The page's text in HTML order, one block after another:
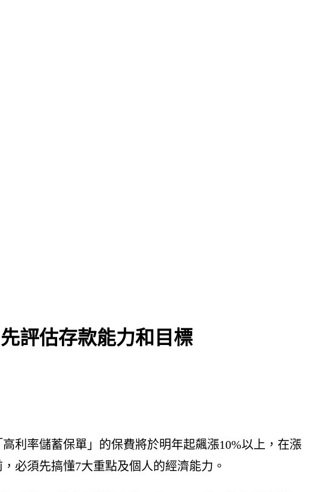
評估存款能力和目標
利率儲蓄保單」的保費將於明年起飆漲10%以上，在漲
必須先搞懂7大重點及個人的經濟能力。